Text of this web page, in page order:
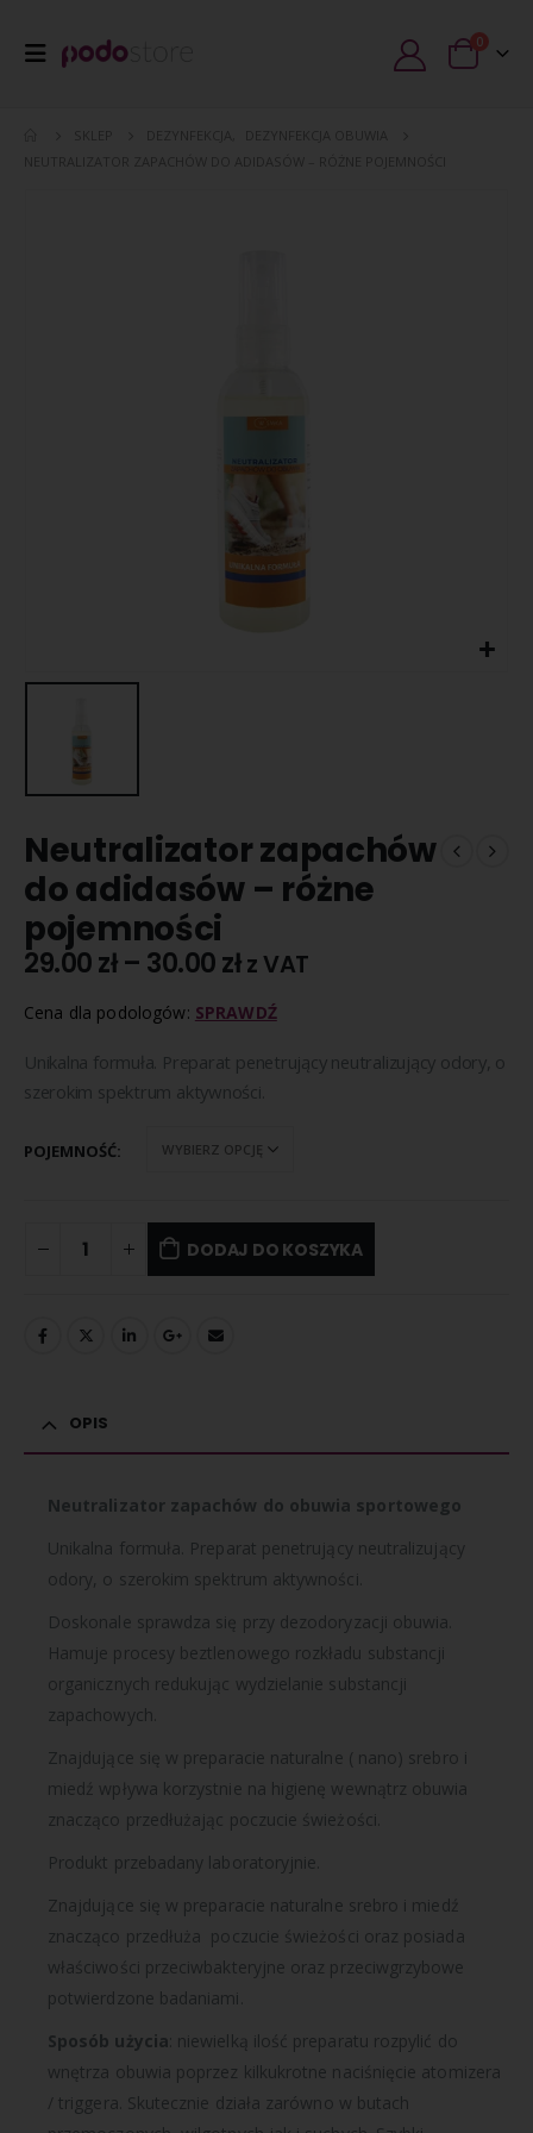
0
Neutralizator zapachów
do adidasów – różne
pojemności
29.00zł– 30.00zł z VAT
Cena dla podologów: SPRAWDŹ
Unikalna formuła. Preparat penetrujący neutralizujący odory, o
szerokim spektrum aktywności.
POJEMNOŚĆ
DODAJ DO KOSZYKA
OPIS
Neutralizator zapachów do obuwia sportowego
Unikalna formuła. Preparat penetrujący neutralizujący
odory, o szerokim spektrum aktywności.
Doskonale sprawdza się przy dezodoryzacji obuwia.
Hamuje procesy beztlenowego rozkładu substancji
organicznych redukując wydzielanie substancji
zapachowych.
Znajdujące się w preparacie naturalne ( nano) srebro i
miedź wpływa korzystnie na higienę wewnątrz obuwia
znacząco przedłużając poczucie świeżości.
Produkt przebadany laboratoryjnie.
Znajdujące się w preparacie naturalne srebro i miedź
znacząco przedłuża poczucie świeżości oraz posiada
właściwości przeciwbakteryjne oraz przeciwgrzybowe
potwierdzone badaniami.
Sposób użycia : niewielką ilość preparatu rozpylić do
wnętrza obuwia poprzez kilkukrotne naciśnięcie atomizera
/ triggera. Skutecznie działa zarówno w butach